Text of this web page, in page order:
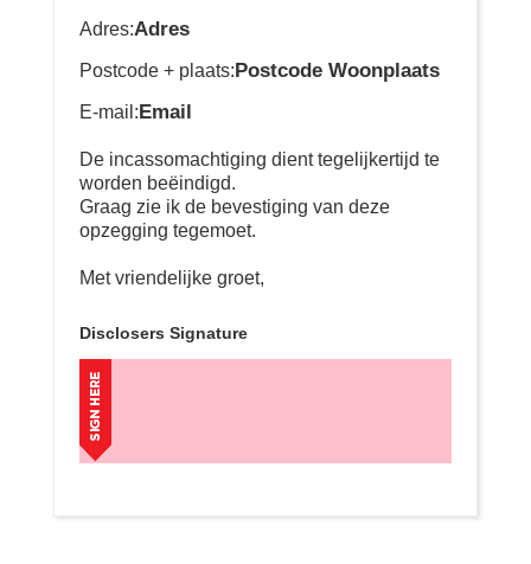
Adres:Adres
Postcode + plaats:Postcode Woonplaats
E-mail:Email
De incassomachtiging dient tegelijkertijd te
worden beëindigd.
Graag zie ik de bevestiging van deze
opzegging tegemoet.
Met vriendelijke groet,
Disclosers Signature